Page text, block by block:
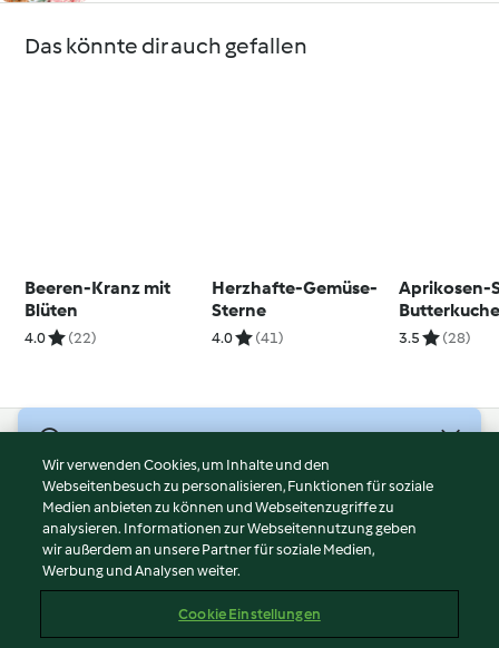
Das könnte dir auch gefallen
Beeren-Kranz mit
Blüten
4.0 (22)
Herzhafte-Gemüse-
Sterne
4.0 (41)
Aprikosen-
3.5 (28)
Nutzungsbedingungen
Datenschutzrichtlinien
Disclaimer
Impressum
Inhalt melden
Wir verwenden Cookies, um Inhalte und den
Webseitenbesuch zu personalisieren, Funktionen für soziale
Medien anbieten zu können und Webseitenzugriffe zu
analysieren. Informationen zur Webseitennutzung geben
wir außerdem an unsere Partner für soziale Medien,
Werbung und Analysen weiter.
Cookie Einstellungen